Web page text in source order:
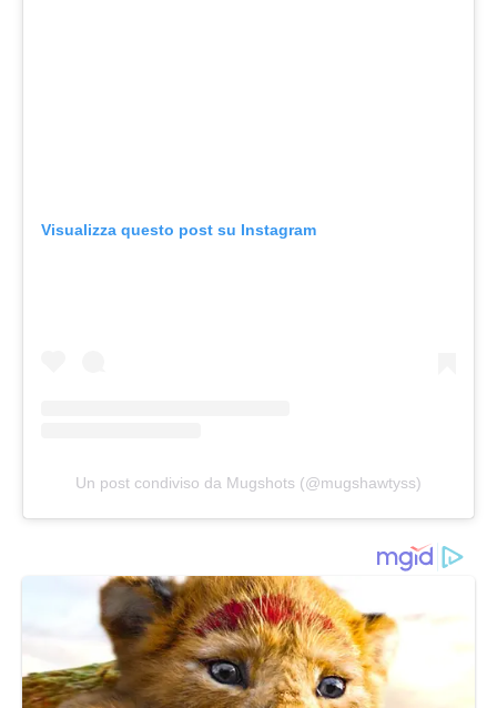
Visualizza questo post su Instagram
Un post condiviso da Mugshots (@mugshawtyss)